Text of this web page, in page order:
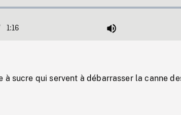
:
1:16 Mute
à sucre qui servent à débarrasser la canne